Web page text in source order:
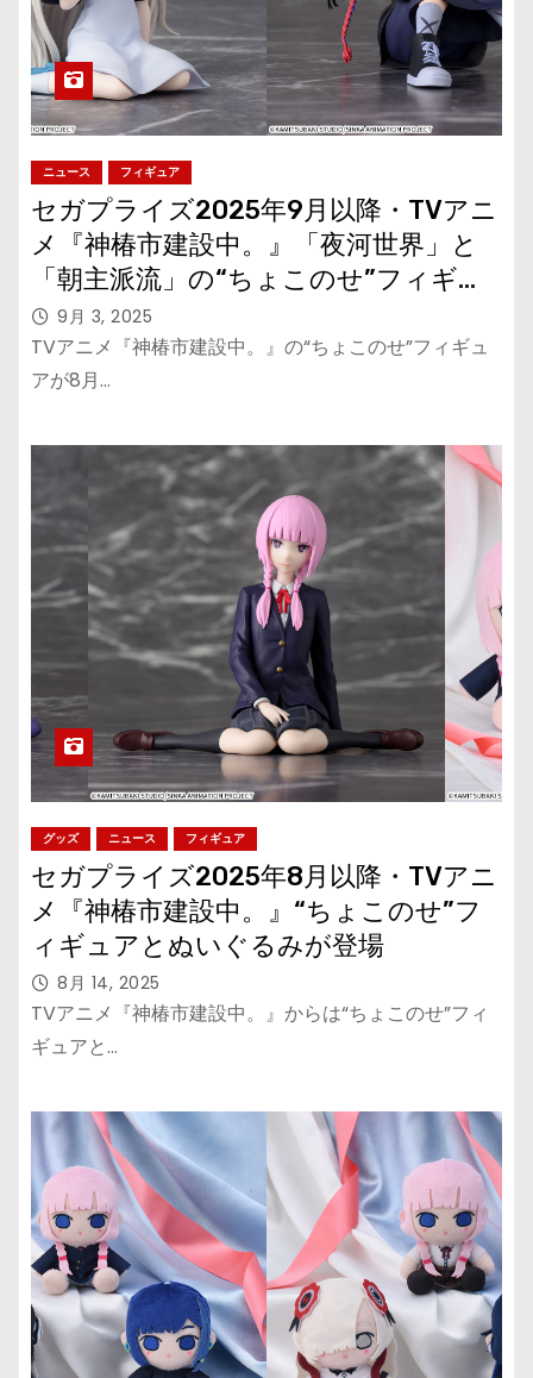
ニュース フィギュア
セガプライズ2025年9月以降・TVアニ
メ『神椿市建設中。』「夜河世界」と
「朝主派流」の“ちょこのせ”フィギュ
アが登場
9月 3, 2025
TVアニメ『神椿市建設中。』の“ちょこのせ”フィギュ
アが8月…
グッズ ニュース フィギュア
セガプライズ2025年8月以降・TVアニ
メ『神椿市建設中。』“ちょこのせ”フ
ィギュアとぬいぐるみが登場
8月 14, 2025
TVアニメ『神椿市建設中。』からは“ちょこのせ”フィ
ギュアと…